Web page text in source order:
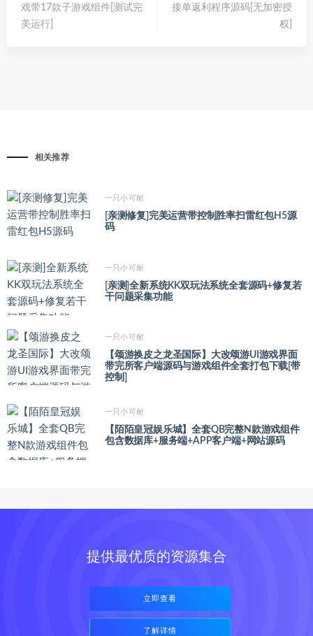
戏带17款子游戏组件[测试完
美运行]
接单返利程序源码[无加密授
权]
相关推荐
一只小可耐
[亲测修复]完美运营带控制胜率扫雷红包H5源
码
一只小可耐
[亲测]全新系统KK双玩法系统全套源码+修复若
干问题采集功能
一只小可耐
【颂游换皮之龙圣国际】大改颂游UI游戏界面
带完所客户端源码与游戏组件全套打包下载[带
控制]
一只小可耐
【陌陌皇冠娱乐城】全套QB完整N款游戏组件
包含数据库+服务端+APP客户端+网站源码
提供最优质的资源集合
立即查看
了解详情